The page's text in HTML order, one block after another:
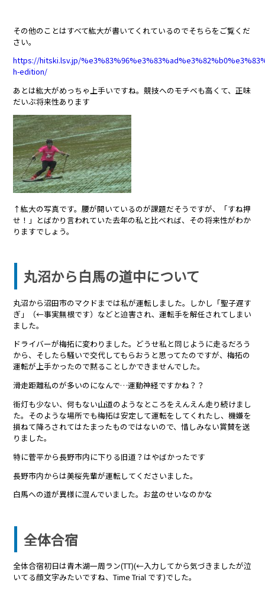
その他のことはすべて紘大が書いてくれているのでそちらをご覧くだ
さい。
https://hitski.lsv.jp/
h-edition/
あとは紘大がめっちゃ上手いですね。競技へのモチベも高くて、正味
だいぶ将来性あります
↑紘大の写真です。腰が開いているのが課題だそうですが、「すね押
せ！」とばかり言われていた去年の私と比べれば、その将来性がわか
りますでしょう。
丸沼から白馬の道中について
丸沼から沼田市のマクドまでは私が運転しました。しかし「聖子遅す
ぎ」（←事実無根です）などと迫害され、運転手を解任されてしまい
ました。
ドライバーが梅拓に変わりました。どうせ私と同じように走るだろう
から、そしたら騒いで交代してもらおうと思ってたのですが、梅拓の
運転が上手かったので黙ることしかできませんでした。
滑走距離私のが多いのになんで…運動神経ですかね？？
街灯も少ない、何もない山道のようなところをえんえん走り続けまし
た。そのような場所でも梅拓は安定して運転をしてくれたし、機嫌を
損ねて降ろされてはたまったものではないので、惜しみない賞賛を送
りました。
特に菅平から長野市内に下りる旧道？はやばかったです
長野市内からは美桜先輩が運転してくださいました。
白馬への道が異様に混んでいました。お盆のせいなのかな
全体合宿
全体合宿初日は青木湖一周ラン(TT)(←入力してから気づきましたが泣
いてる顔文字みたいですね、Time Trial です)でした。